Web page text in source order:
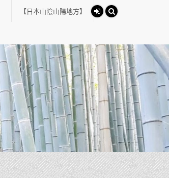
【日本山陰山陽地方】